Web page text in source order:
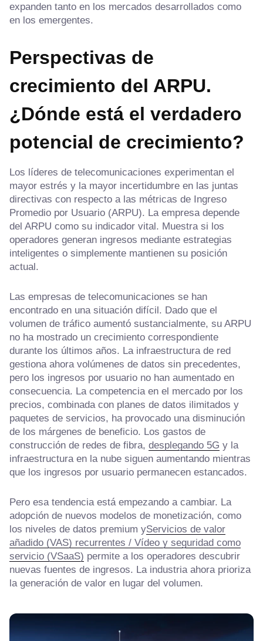
expanden tanto en los mercados desarrollados como
en los emergentes.
Perspectivas de
crecimiento del ARPU.
¿Dónde está el verdadero
potencial de crecimiento?
Los líderes de telecomunicaciones experimentan el
mayor estrés y la mayor incertidumbre en las juntas
directivas con respecto a las métricas de Ingreso
Promedio por Usuario (ARPU). La empresa depende
del ARPU como su indicador vital. Muestra si los
operadores generan ingresos mediante estrategias
inteligentes o simplemente mantienen su posición
actual.
Las empresas de telecomunicaciones se han
encontrado en una situación difícil. Dado que el
volumen de tráfico aumentó sustancialmente, su ARPU
no ha mostrado un crecimiento correspondiente
durante los últimos años. La infraestructura de red
gestiona ahora volúmenes de datos sin precedentes,
pero los ingresos por usuario no han aumentado en
consecuencia. La competencia en el mercado por los
precios, combinada con planes de datos ilimitados y
paquetes de servicios, ha provocado una disminución
de los márgenes de beneficio. Los gastos de
construcción de redes de fibra, desplegando 5G y la
infraestructura en la nube siguen aumentando mientras
que los ingresos por usuario permanecen estancados.
Pero esa tendencia está empezando a cambiar. La
adopción de nuevos modelos de monetización, como
los niveles de datos premium yServicios de valor
añadido (VAS) recurrentes / Vídeo y seguridad como
servicio (VSaaS) permite a los operadores descubrir
nuevas fuentes de ingresos. La industria ahora prioriza
la generación de valor en lugar del volumen.